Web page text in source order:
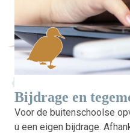
Bijdrage en
Voor de buitenschoolse
u een eigen bijdrage.